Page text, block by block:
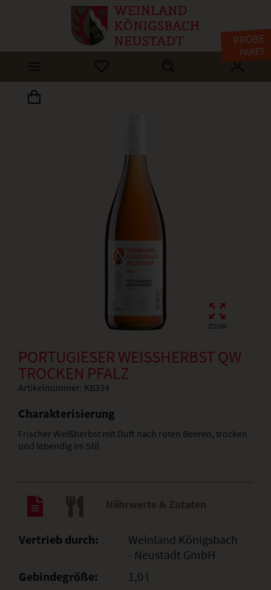
ZOOM
PORTUGIESER WEISSHERBST QW T
ROCKEN PFALZ
Artikelnummer: KB334
Charakterisierung
Frischer Weißherbst mit Duft nach roten Beeren, trocken
und lebendig im Stil
Nährwerte & Zutaten
Vertrieb durch:
Weinland Königsbach
- Neustadt GmbH
Gebindegröße:
1,0 l
PROBE
PAKET